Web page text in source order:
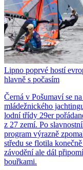
Lipno poprvé hostí
hlavně s počasím
Černá v Pošumaví se
mládežnického
lodní třídy 29er
z 27 zemí. Po
program výrazně
středu se flotila
závodění ale dál
bouřkami.